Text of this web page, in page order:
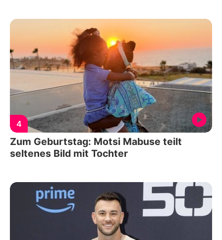
4
Zum Geburtstag: Motsi Mabuse teilt
seltenes Bild mit Tochter